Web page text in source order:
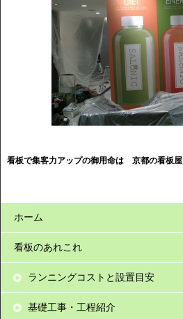
看板で集客力アップの御用命は 京都の看板屋
ホーム
看板のあれこれ
ランニングコストと設置目安
基礎工事・工程紹介